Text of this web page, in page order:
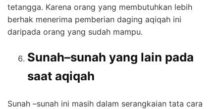
tetangga. Karena orang yang membutuhkan lebih
berhak menerima pemberian daging aqiqah ini
daripada orang yang sudah mampu.
Sunah–sunah yang lain pada
saat aqiqah
Sunah –sunah ini masih dalam serangkaian tata cara